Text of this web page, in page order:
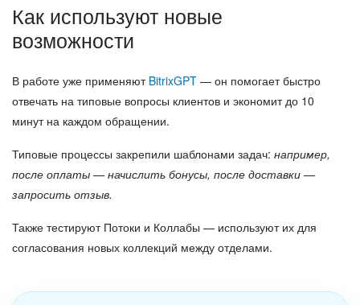
Как используют новые
возможности
В работе уже применяют BitrixGPT — он помогает быстро
отвечать на типовые вопросы клиентов и экономит до 10
минут на каждом обращении.
Типовые процессы закрепили шаблонами задач: например,
после оплаты — начислить бонусы, после доставки —
запросить отзыв.
Также тестируют Потоки и Коллабы — используют их для
согласования новых коллекций между отделами.